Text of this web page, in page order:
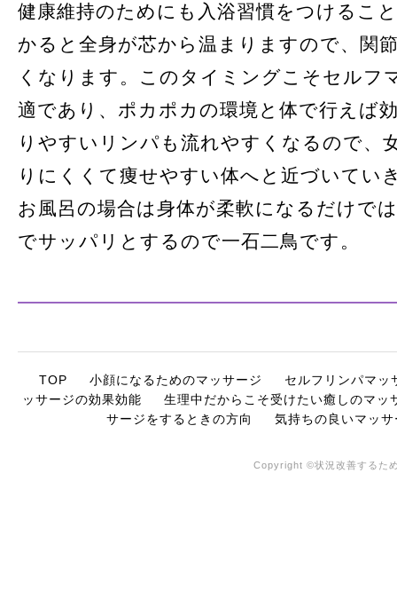
健康維持のためにも入浴習慣をつけるこ
かると全身が芯から温まりますので、関
くなります。このタイミングこそセルフ
適であり、ポカポカの環境と体で行えば
りやすいリンパも流れやすくなるので、
りにくくて痩せやすい体へと近づいてい
お風呂の場合は身体が柔軟になるだけで
でサッパリとするので一石二鳥です。
TOP 小顔になるためのマッサージ
セルフリンパマッ
ッサージの効果効能
生理中だからこそ受けたい癒しのマッ
サージをするときの方向
気持ちの良いマッ
Copyright ©状況改善するた